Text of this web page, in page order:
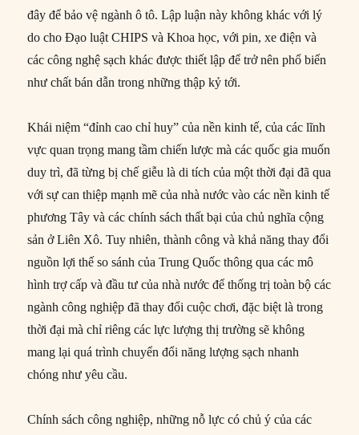
đây để bảo vệ ngành ô tô. Lập luận này không khác với lý
do cho Đạo luật CHIPS và Khoa học, với pin, xe điện và
các công nghệ sạch khác được thiết lập để trở nên phổ biến
như chất bán dẫn trong những thập kỷ tới.
Khái niệm “đỉnh cao chỉ huy” của nền kinh tế, của các lĩnh
vực quan trọng mang tầm chiến lược mà các quốc gia muốn
duy trì, đã từng bị chế giễu là di tích của một thời đại đã qua
với sự can thiệp mạnh mẽ của nhà nước vào các nền kinh tế
phương Tây và các chính sách thất bại của chủ nghĩa cộng
sản ở Liên Xô. Tuy nhiên, thành công và khả năng thay đổi
nguồn lợi thế so sánh của Trung Quốc thông qua các mô
hình trợ cấp và đầu tư của nhà nước để thống trị toàn bộ các
ngành công nghiệp đã thay đổi cuộc chơi, đặc biệt là trong
thời đại mà chỉ riêng các lực lượng thị trường sẽ không
mang lại quá trình chuyển đổi năng lượng sạch nhanh
chóng như yêu cầu.
Chính sách công nghiệp, những nỗ lực có chủ ý của các